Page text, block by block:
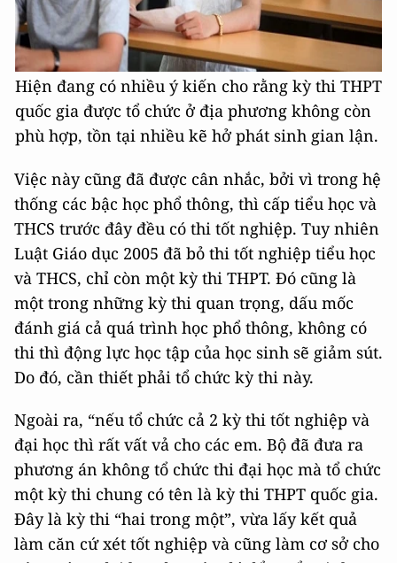
Hiện đang có nhiều ý kiến cho rằng kỳ thi THPT
quốc gia được tổ chức ở địa phương không còn
phù hợp, tồn tại nhiều kẽ hở phát sinh gian lận.
Việc này cũng đã được cân nhắc, bởi vì trong hệ
thống các bậc học phổ thông, thì cấp tiểu học và
THCS trước đây đều có thi tốt nghiệp. Tuy nhiên
Luật Giáo dục 2005 đã bỏ thi tốt nghiệp tiểu học
và THCS, chỉ còn một kỳ thi THPT. Đó cũng là
một trong những kỳ thi quan trọng, dấu mốc
đánh giá cả quá trình học phổ thông, không có
thi thì động lực học tập của học sinh sẽ giảm sút.
Do đó, cần thiết phải tổ chức kỳ thi này.
Ngoài ra, “nếu tổ chức cả 2 kỳ thi tốt nghiệp và
đại học thì rất vất vả cho các em. Bộ đã đưa ra
phương án không tổ chức thi đại học mà tổ chức
một kỳ thi chung có tên là kỳ thi THPT quốc gia.
Đây là kỳ thi “hai trong một”, vừa lấy kết quả
làm căn cứ xét tốt nghiệp và cũng làm cơ sở cho